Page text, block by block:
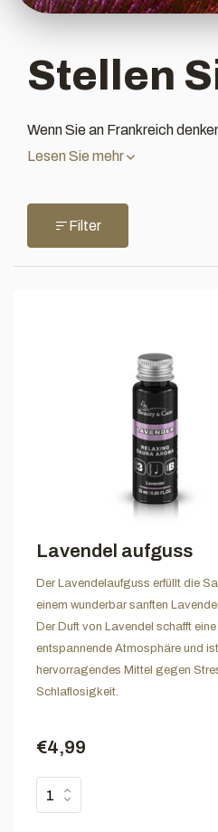
Stellen
Wenn Sie an Frankreich
Lesen Sie mehr
Filter
Lavendel aufguss
Der Lavendelaufguss erfüllt die
einem wunderbar sanften
Der Duft von Lavendel schafft eine
entspannende Atmosphäre und
hervorragendes Mittel gegen
Schlaflosigkeit.
€4,99